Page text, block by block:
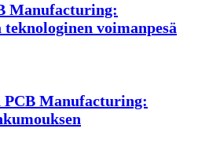
Manufacturing:
teknologinen voimanpesä
PCB Manufacturing: